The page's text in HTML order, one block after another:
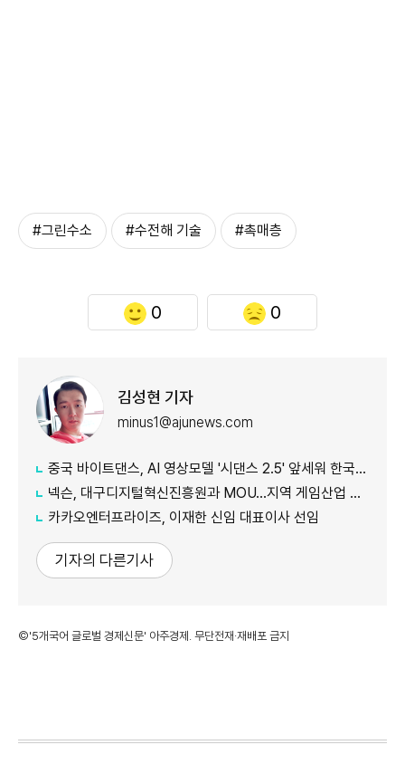
#그린수소 #수전해 기술 #촉매층
0 0
김성현 기자
minus1@ajunews.com
중국 바이트댄스, AI 영상모델 '시댄스 2.5' 앞세워 한국 공략 본격화
넥슨, 대구디지털혁신진흥원과 MOU…지역 게임산업 육성 나선다
카카오엔터프라이즈, 이재한 신임 대표이사 선임
기자의 다른기사
©'5개국어 글로벌 경제신문' 아주경제. 무단전재·재배포 금지